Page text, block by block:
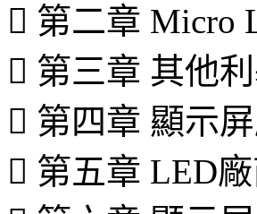
 第二章 Micro
 第三章 其他
 第四章 顯示
 第五章 LED